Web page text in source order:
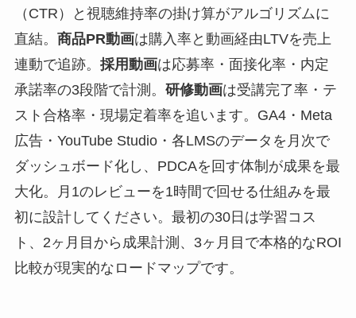
（CTR）と視聴維持率の掛け算がアルゴリズムに
直結。 商品PR動画は購入率と動画経由LTVを売上
連動で追跡。 採用動画は応募率・面接化率・内定
承諾率の3段階で計測。 研修動画は受講完了率・テ
スト合格率・現場定着率を追います。GA4・Meta
広告・YouTube Studio・各LMSのデータを月次で
ダッシュボード化し、PDCAを回す体制が成果を最
大化。月1のレビューを1時間で回せる仕組みを最
初に設計してください。最初の30日は学習コス
ト、2ヶ月目から成果計測、3ヶ月目で本格的なROI
比較が現実的なロードマップです。